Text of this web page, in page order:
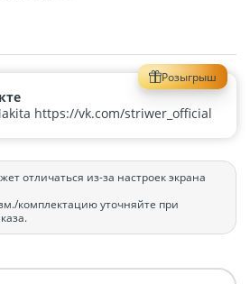
Розыгрыш
https://vk.com/striwer_official
отличаться из-за настроек экрана
комплектацию уточняйте при